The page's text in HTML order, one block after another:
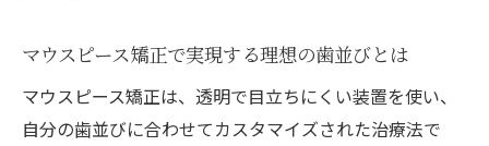
マウスピース矯正で実現する理想の歯並びとは
マウスピース矯正は、透明で目立ちにくい装置を使い、
自分の歯並びに合わせてカスタマイズされた治療法で